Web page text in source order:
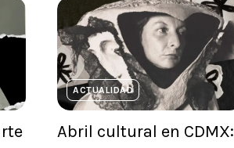
ACTUALIDAD
Abril cultural en CDMX: